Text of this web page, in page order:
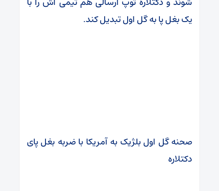
یک بغل پا به گل اول تبدیل کند.
صحنه گل اول بلژیک به آمریکا با ضربه بغل پای
دکتلاره